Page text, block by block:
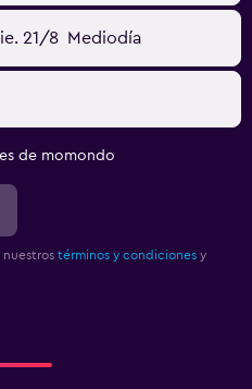
21/8 Mediodía
de momondo
nuestros términos y condiciones y